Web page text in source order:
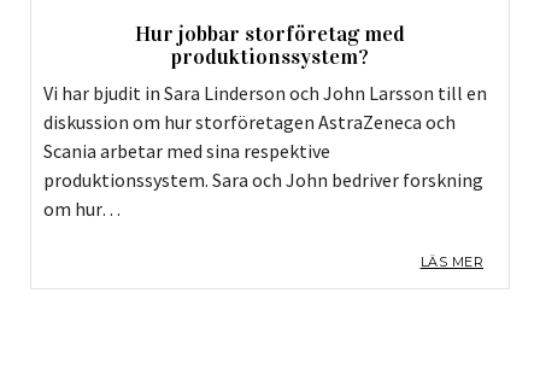
Hur jobbar storföretag med
produktionssystem?
Vi har bjudit in Sara Linderson och John Larsson till en
diskussion om hur storföretagen AstraZeneca och
Scania arbetar med sina respektive
produktionssystem. Sara och John bedriver forskning
om hur…
LÄS MER